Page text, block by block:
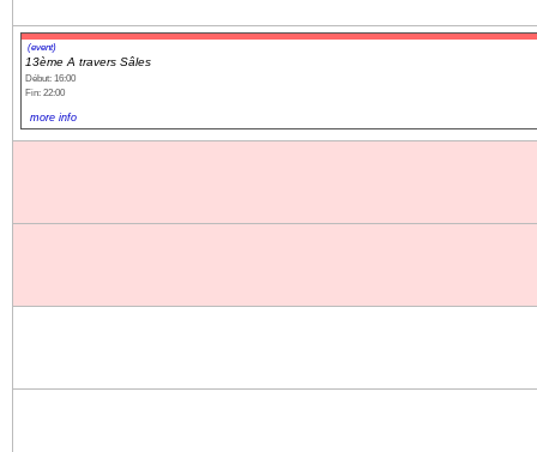
(event)
13ème A travers Sâles
Début: 16:00
Fin: 22:00
more info